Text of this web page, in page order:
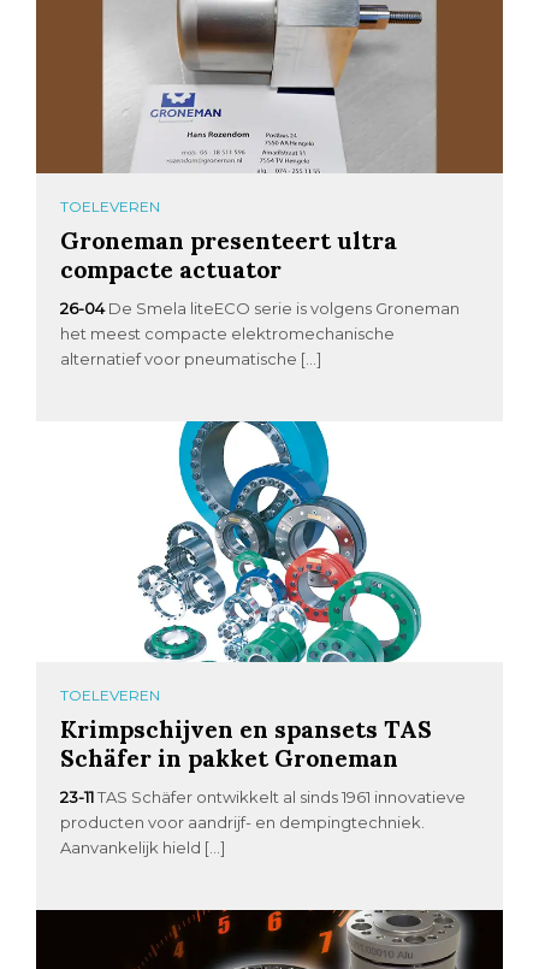
TOELEVEREN
Groneman presenteert ultra
compacte actuator
26-04 De Smela liteECO serie is volgens Groneman
het meest compacte elektromechanische
alternatief voor pneumatische […]
TOELEVEREN
Krimpschijven en spansets TAS
Schäfer in pakket Groneman
23-11 TAS Schäfer ontwikkelt al sinds 1961 innovatieve
producten voor aandrijf- en dempingtechniek.
Aanvankelijk hield […]